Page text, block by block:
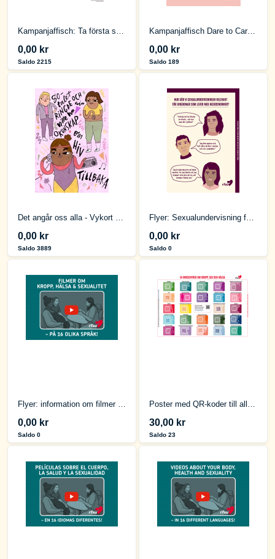
Kampanjaffisch: Ta första steget
0,00 kr
Saldo 2215
Kampanjaffisch Dare to Care Sexpunktslistan
0,00 kr
Saldo 189
Det angår oss alla - Vykort om HIV
0,00 kr
Saldo 3889
Flyer: Sexualundervisning för unga som lever med hedersnormer
0,00 kr
Saldo 0
Flyer: information om filmer som rör kropp, hälsa och sexualitet
0,00 kr
Saldo 0
Poster med QR-koder till alla UPOS broschyrer
30,00 kr
Saldo 23